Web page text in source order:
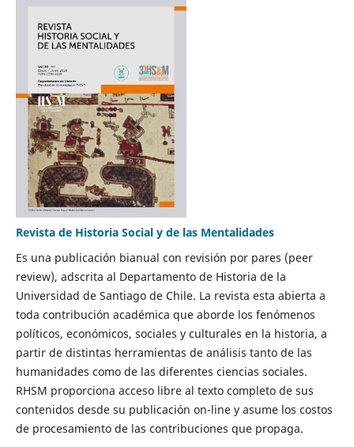
Revista de Historia Social y de las Mentalidades
Es una publicación bianual con revisión por pares (peer
review), adscrita al Departamento de Historia de la
Universidad de Santiago de Chile. La revista esta abierta a
toda contribución académica que aborde los fenómenos
políticos, económicos, sociales y culturales en la historia, a
partir de distintas herramientas de análisis tanto de las
humanidades como de las diferentes ciencias sociales.
RHSM proporciona acceso libre al texto completo de sus
contenidos desde su publicación on-line y asume los costos
de procesamiento de las contribuciones que propaga.